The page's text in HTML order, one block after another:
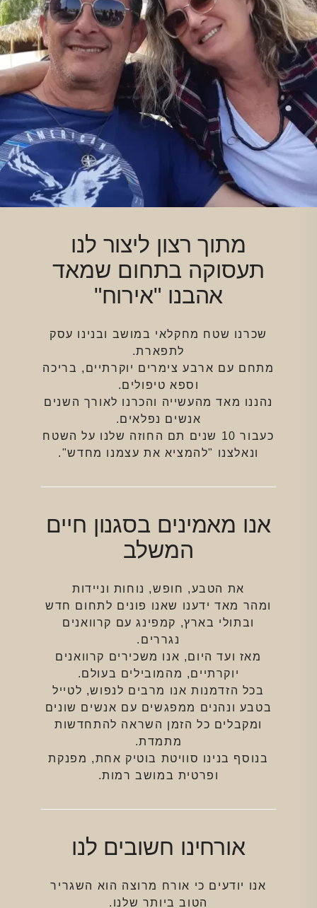
מתוך רצון ליצור לנו
תעסוקה בתחום שמאד
אהבנו "אירוח"
שכרנו שטח מחקלאי במושב ובנינו עסק
לתפארת.
מתחם עם ארבע צימרים יוקרתיים, בריכה
וספא טיפולים.
נהננו מאד מהעשייה והכרנו לאורך השנים
אנשים נפלאים.
כעבור 10 שנים תם החוזה שלנו על השטח
ונאלצנו "להמציא את עצמנו מחדש".
אנו מאמינים בסגנון חיים
המשלב
את הטבע, חופש, נוחות וניידות
ומהר מאד ידענו שאנו פונים לתחום חדש
ובתולי בארץ, קמפינג עם קרוואנים
נגררים.
מאז ועד היום, אנו משכירים קרוואנים
יוקרתיים, מהמובילים בעולם.
בכל הזדמנות אנו מרבים לנפוש, לטייל
בטבע ונהנים ממפגשים עם אנשים שונים
ומקבלים כל הזמן השראה להתחדשות
מתמדת.
בנוסף בנינו סוויטת בוטיק אחת, מפנקת
ופרטית במושב רמות.
אורחינו חשובים לנו
אנו יודעים כי אורח מרוצה הוא השגריר
הטוב ביותר שלנו.